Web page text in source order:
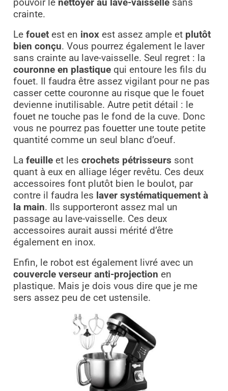
pouvoir le nettoyer au lave-vaissellesans
crainte.
Le fouetest en inoxest assez ample et plutôt
bien conçu. Vous pourrez également le laver
sans crainte au lave-vaisselle. Seul regret : la
couronne en plastiquequi entoure les fils du
fouet. Il faudra être assez vigilant pour ne pas
casser cette couronne au risque que le fouet
devienne inutilisable. Autre petit détail : le
fouet ne touche pas le fond de la cuve. Donc
vous ne pourrez pas fouetter une toute petite
quantité comme un seul blanc d’oeuf.
La feuilleet les crochets pétrisseurs sont
quant à eux en alliage léger revêtu. Ces deux
accessoires font plutôt bien le boulot, par
contre il faudra les laver systématiquement à
la main. Ils supporteront assez mal un
passage au lave-vaisselle. Ces deux
accessoires aurait aussi mérité d’être
également en inox.
Enfin, le robot est également livré avec un
couvercle verseur anti-projection en
plastique. Mais je dois vous dire que je me
sers assez peu de cet ustensile.